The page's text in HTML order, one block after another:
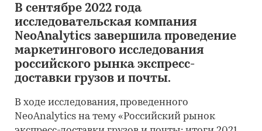
В сентябре 2022 года
исследовательская компания
NeoAnalytics завершила проведение
маркетингового исследования
российского рынка экспресс-
доставки грузов и почты.
В ходе исследования, проведенного
NeoAnalytics на тему «Российский рынок